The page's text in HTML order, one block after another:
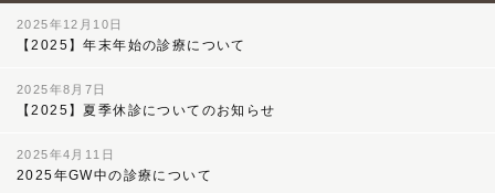
2025年12月10日
【2025】年末年始の診療について
2025年8月7日
【2025】夏季休診についてのお知らせ
2025年4月11日
2025年GW中の診療について